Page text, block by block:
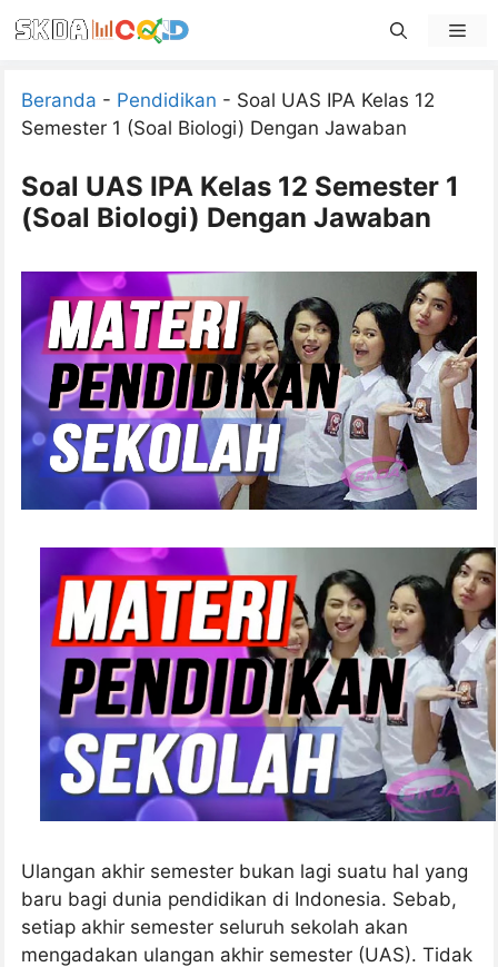
to
Beranda - Pendidikan - Soal UAS IPA Kelas 12
Semester 1 (Soal Biologi) Dengan Jawaban
Soal UAS IPA Kelas 12 Semester 1
(Soal Biologi) Dengan Jawaban
Ulangan akhir semester bukan lagi suatu hal yang
baru bagi dunia pendidikan di Indonesia. Sebab,
setiap akhir semester seluruh sekolah akan
mengadakan ulangan akhir semester (UAS). Tidak